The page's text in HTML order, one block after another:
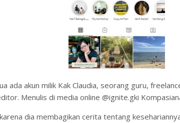
ada akun milik Kak Claudia, seorang guru,
Menulis di media online @ignite.gki
dia membagikan cerita tentang